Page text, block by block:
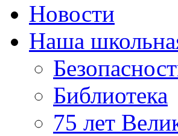
Новости
Наша
Библиотека
75 лет